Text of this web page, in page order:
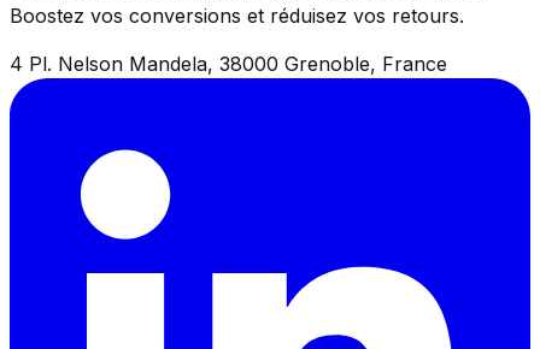
Boostez vos conversions et réduisez vos retours.
4 Pl. Nelson Mandela, 38000 Grenoble, France